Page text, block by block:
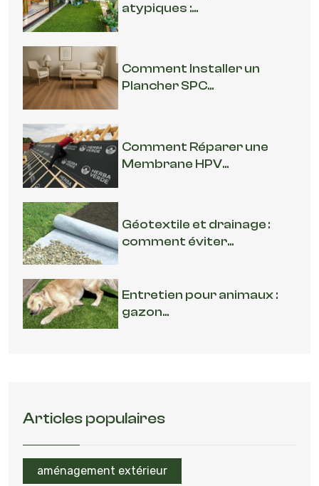
atypiques :...
Comment Installer un
Plancher SPC...
Comment Réparer une
Membrane HPV...
Géotextile et drainage :
comment éviter...
Entretien pour animaux :
gazon...
Articles populaires
aménagement extérieur